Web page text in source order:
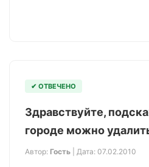
✔ ОТВЕЧЕНО
Здравствуйте,
городе можно
Автор: Гость | Дата: 07.02.2010